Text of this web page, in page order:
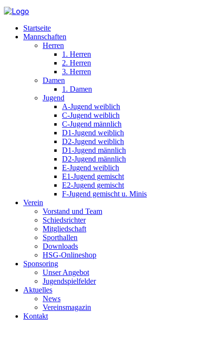
Startseite
Mannschaften
Herren
1. Herren
2. Herren
3. Herren
Damen
1. Damen
Jugend
A-Jugend weiblich
C-Jugend weiblich
C-Jugend männlich
D1-Jugend weiblich
D2-Jugend weiblich
D1-Jugend männlich
D2-Jugend männlich
E-Jugend weiblich
E1-Jugend gemischt
E2-Jugend gemischt
F-Jugend gemischt u. Minis
Verein
Vorstand und Team
Schiedsrichter
Mitgliedschaft
Sporthallen
Downloads
HSG-Onlineshop
Sponsoring
Unser Angebot
Jugendspielfelder
Aktuelles
News
Vereinsmagazin
Kontakt